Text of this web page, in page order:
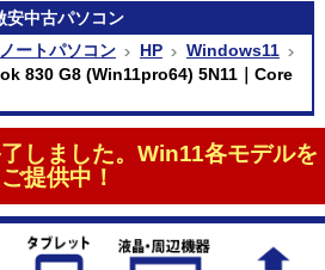
安中古パソコン
ートパソコン HP
Windows11
830 G8 (Win11pro64) 5N11｜Core
しました。Win11各モデルを
ご提供中！